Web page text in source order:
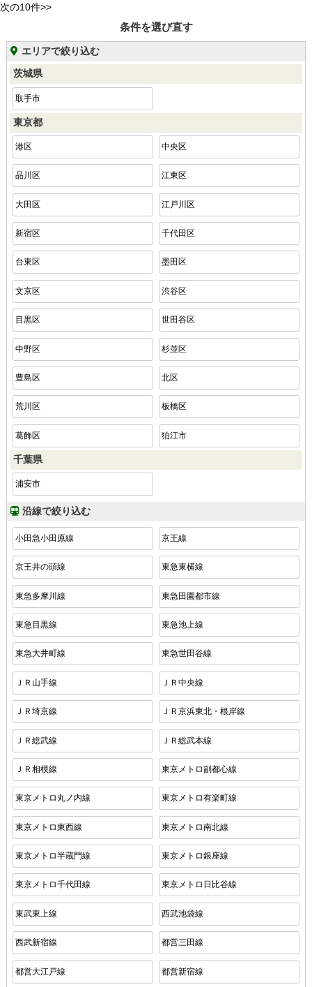
次の10件>>
条件を選び直す
エリアで絞り込む
茨城県
取手市
東京都
港区 中央区
品川区 江東区
大田区 江戸川区
新宿区 千代田区
台東区 墨田区
文京区 渋谷区
目黒区 世田谷区
中野区 杉並区
豊島区 北区
荒川区 板橋区
葛飾区 狛江市
千葉県
浦安市
沿線で絞り込む
小田急小田原線 京王線
京王井の頭線 東急東横線
東急多摩川線 東急田園都市線
東急目黒線 東急池上線
東急大井町線 東急世田谷線
ＪＲ山手線 ＪＲ中央線
ＪＲ埼京線 ＪＲ京浜東北・根岸線
ＪＲ総武線 ＪＲ総武本線
ＪＲ相模線 東京メトロ副都心線
東京メトロ丸ノ内線 東京メトロ有楽町線
東京メトロ東西線 東京メトロ南北線
東京メトロ半蔵門線 東京メトロ銀座線
東京メトロ千代田線 東京メトロ日比谷線
東武東上線 西武池袋線
西武新宿線 都営三田線
都営大江戸線 都営新宿線